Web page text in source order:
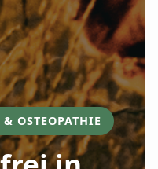
OSTEOPATHIE